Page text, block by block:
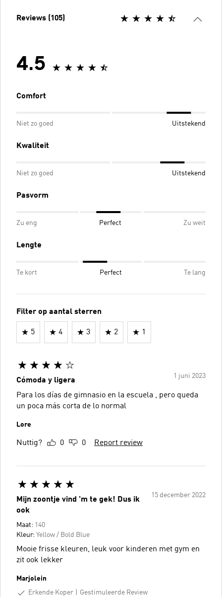
Reviews (105)
4.5
Comfort
Niet zo goed Uitstekend
Kwaliteit
Niet zo goed Uitstekend
Pasvorm
Zu eng Perfect Zu weit
Lengte
Te kort Perfect Te lang
Filter op aantal sterren
5 4 3 2 1
1 juni 2023
Cómoda y ligera
Para los días de gimnasio en la escuela , pero queda
un poca más corta de lo normal
Lore
Nuttig? 0 0 Report review
15 december 2022
Mijn zoontje vind 'm te gek! Dus ik
ook
Maat: 140
Kleur: Yellow / Bold Blue
Mooie frisse kleuren, leuk voor kinderen met gym en
zit ook lekker
Marjolein
Erkende Koper
Gestimuleerde Review